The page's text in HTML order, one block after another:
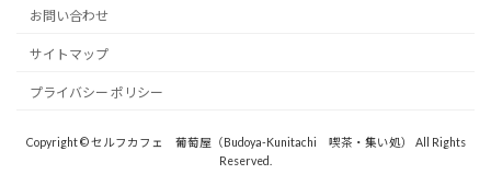
お問い合わせ
サイトマップ
プライバシー ポリシー
Copyright © セルフカフェ 葡萄屋（Budoya-Kunitachi 喫茶・集い処） All Rights
Reserved.